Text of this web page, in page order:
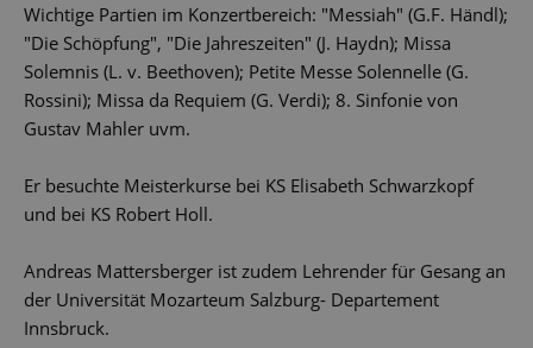
Wichtige Partien im Konzertbereich: "Messiah" (G.F. Händl);
"Die Schöpfung", "Die Jahreszeiten" (J. Haydn); Missa
Solemnis (L. v. Beethoven); Petite Messe Solennelle (G.
Rossini); Missa da Requiem (G. Verdi); 8. Sinfonie von
Gustav Mahler uvm.
Er besuchte Meisterkurse bei KS Elisabeth Schwarzkopf
und bei KS Robert Holl.
Andreas Mattersberger ist zudem Lehrender für Gesang an
der Universität Mozarteum Salzburg- Departement
Innsbruck.